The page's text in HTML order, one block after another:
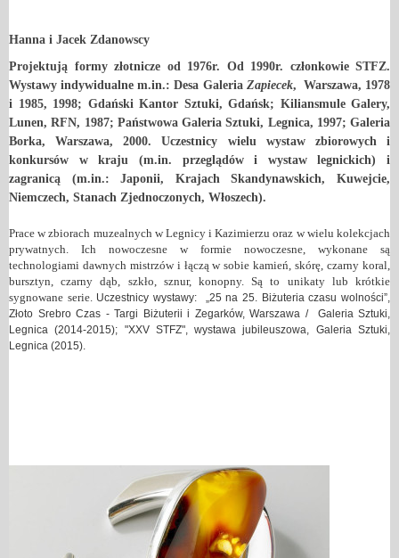
Hanna i Jacek Zdanowscy
Projektują formy złotnicze od 1976r. Od 1990r. członkowie STFZ.
Wystawy indywidualne m.in.: Desa Galeria Zapiecek, Warszawa, 1978
i 1985, 1998; Gdański Kantor Sztuki, Gdańsk; Kiliansmule Galery,
Lunen, RFN, 1987; Państwowa Galeria Sztuki, Legnica, 1997; Galeria
Borka, Warszawa, 2000. Uczestnicy wielu wystaw zbiorowych i
konkursów w kraju (m.in. przeglądów i wystaw legnickich) i
zagranicą (m.in.: Japonii, Krajach Skandynawskich, Kuwejcie,
Niemczech, Stanach Zjednoczonych, Włoszech).
Prace w zbiorach muzealnych w Legnicy i Kazimierzu oraz w wielu kolekcjach
prywatnych. Ich nowoczesne w formie nowoczesne, wykonane są
technologiami dawnych mistrzów i łączą w sobie kamień, skórę, czarny koral,
bursztyn, czarny dąb, szkło, sznur, konopny. Są to unikaty lub krótkie
sygnowane serie. Uczestnicy wystawy: „25 na 25. Biżuteria czasu wolności”,
Złoto Srebro Czas - Targi Biżuterii i Zegarków, Warszawa /
Galeria Sztuki,
Legnica (2014-2015); "XXV STFZ", wystawa jubileuszowa, Galeria Sztuki,
Legnica (2015).